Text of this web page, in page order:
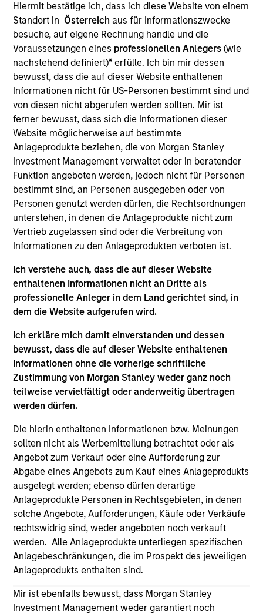
Hiermit bestätige ich, dass ich diese Website von einem
Standort in Österreich aus für Informationszwecke
besuche, auf eigene Rechnung handle und die
Voraussetzungen eines professionellen Anlegers(wie
nachstehend definiert)* erfülle. Ich bin mir dessen
bewusst, dass die auf dieser Website enthaltenen
Informationen nicht für US-Personen bestimmt sind und
von diesen nicht abgerufen werden sollten. Mir ist
ferner bewusst, dass sich die Informationen dieser
Website möglicherweise auf bestimmte
Anlageprodukte beziehen, die von Morgan Stanley
Investment Management verwaltet oder in beratender
Funktion angeboten werden, jedoch nicht für Personen
bestimmt sind, an Personen ausgegeben oder von
Personen genutzt werden dürfen, die Rechtsordnungen
unterstehen, in denen die Anlageprodukte nicht zum
Vertrieb zugelassen sind oder die Verbreitung von
Informationen zu den Anlageprodukten verboten ist.
Ich verstehe auch, dass die auf dieser Website
enthaltenen Informationen nicht an Dritte als
professionelle Anleger in dem Land gerichtet sind, in
dem die Website aufgerufen wird.
Ich erkläre mich damit einverstanden und dessen
bewusst, dass die auf dieser Website enthaltenen
Informationen ohne die vorherige schriftliche
Zustimmung von Morgan Stanley weder ganz noch
teilweise vervielfältigt oder anderweitig übertragen
werden dürfen.
Die hierin enthaltenen Informationen bzw. Meinungen
sollten nicht als Werbemitteilung betrachtet oder als
Angebot zum Verkauf oder eine Aufforderung zur
Abgabe eines Angebots zum Kauf eines Anlageprodukts
ausgelegt werden; ebenso dürfen derartige
Anlageprodukte Personen in Rechtsgebieten, in denen
solche Angebote, Aufforderungen, Käufe oder Verkäufe
rechtswidrig sind, weder angeboten noch verkauft
werden. Alle Anlageprodukte unterliegen spezifischen
Anlagebeschränkungen, die im Prospekt des jeweiligen
Anlageprodukts enthalten sind.
Mir ist ebenfalls bewusst, dass Morgan Stanley
Investment Management weder garantiert noch
Peggy Glanzman is a portfolio manager for the
Fixed Income Managed Solutions team. Peggy
joined Morgan Stanley in 2000. Prior roles at the
firm include Head of Municipal Products and Sales,
Senior Municipal Product Specialist, and Fixed
Income Field Specialist. She began her career in
the investment industry in 1990. Before joining
Morgan Stanley, Peggy held roles as an Assistant
Portfolio Manager on several municipal bond funds
at Smith Barney and in the institutional municipal
securities division at Kemper Securities. Peggy
earned a Bachelor’s degree from the College of
Mount Saint Vincent.
The information on this page is for informational
purposes only. The information contained herein does
not constitute and should not be construed as an
offering of advisory services or an offer to sell or a
jurisdiction in which such offer or solicitation,
purchase or sale would be unlawful under the
securities, insurance or other laws of such jurisdiction.
All investing involves risks, including a loss of principal.
Please refer to the strategy detail page for important
considerations.
Morgan Stanley